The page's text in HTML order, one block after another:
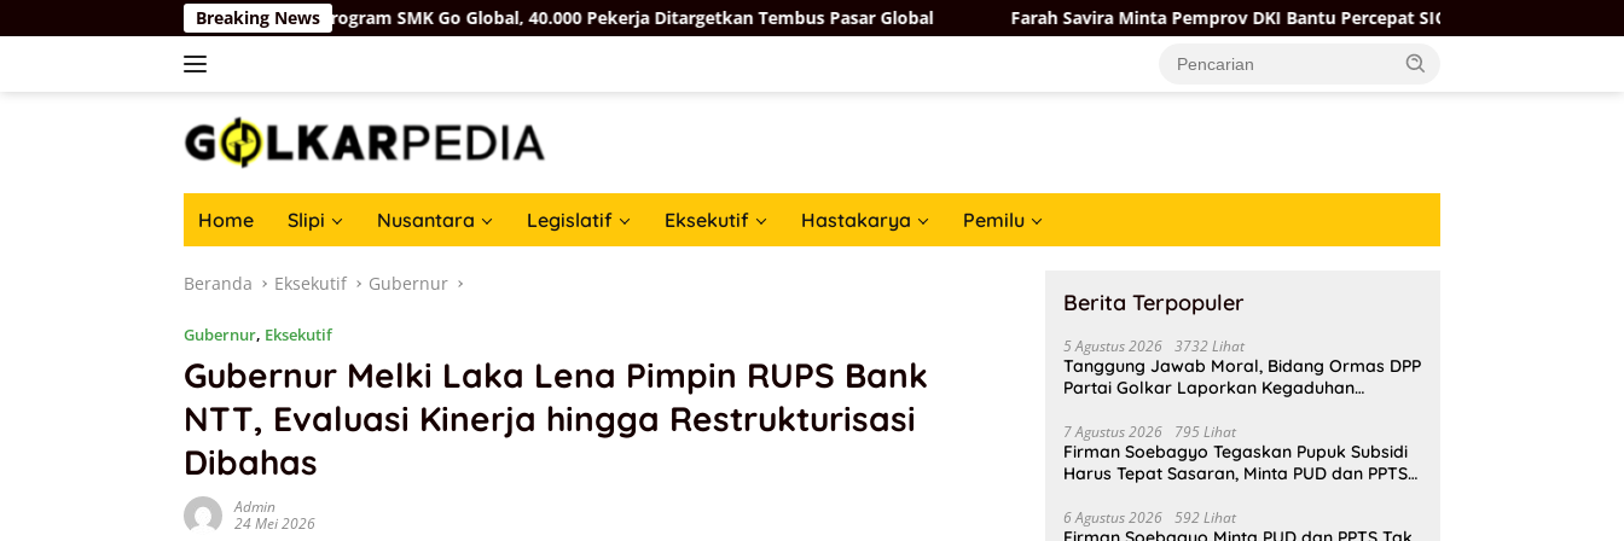
ke
Breaking News
Buka Program SMK Go Global, 40.000 Pekerja Ditargetkan Tembus Pasar Global Farah Savira Minta Pemprov DKI Bantu Percepat SIOP TPQ dan TKQ agar Insentif Guru Ngaji
Home Slipi Nusantara Legislatif Eksekutif Hastakarya Pemilu
Beranda Eksekutif Gubernur
Gubernur, Eksekutif
Gubernur Melki Laka Lena Pimpin RUPS Bank
NTT, Evaluasi Kinerja hingga Restrukturisasi
Dibahas
Admin
24 Mei 2026
Berita Terpopuler
5 Agustus 2026 3732 Lihat
Tanggung Jawab Moral, Bidang Ormas DPP
Partai Golkar Laporkan Kegaduhan
7 Agustus 2026 795 Lihat
Firman Soebagyo Tegaskan Pupuk Subsidi
Harus Tepat Sasaran, Minta PUD dan PPTS
6 Agustus 2026 592 Lihat